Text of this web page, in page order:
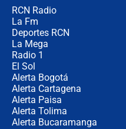
RCN Radio
La Fm
Deportes RCN
La Mega
Radio 1
El Sol
Alerta Bogotá
Alerta Cartagena
Alerta Paisa
Alerta Tolima
Alerta Bucaramanga